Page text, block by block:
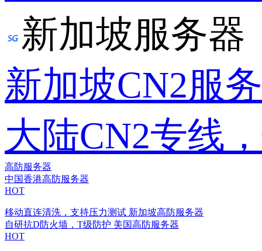
新加坡服务器
新加坡CN2服
大陆CN2专线
高防服务器
中国香港高防服务器
HOT
移动直连清洗，支持压力测试 新加坡高防服务器
自研抗D防火墙，T级防护 美国高防服务器
HOT